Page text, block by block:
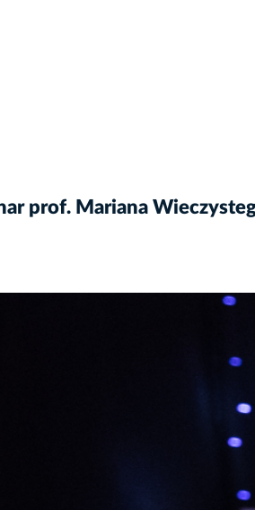
prof. Mariana